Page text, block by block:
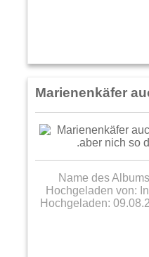
Marienenkäfer
Name des
Hochgeladen von:
Hochgeladen: